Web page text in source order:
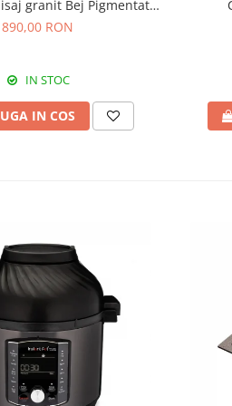
granit Bej Pigmentat /
Avena
890,00 RON
IN STOC
IN COS